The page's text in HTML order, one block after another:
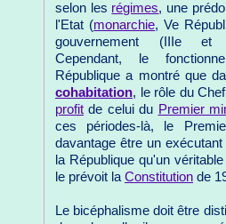
selon les régimes, une
l'Etat (monarchie, Ve
gouvernement (IIIe et
Cependant, le
République a montré que
cohabitation, le rôle du
profit de celui du Premier
ces périodes-là, le
davantage être un
la République qu'un
le prévoit la Constitution de
Le bicéphalisme doit être